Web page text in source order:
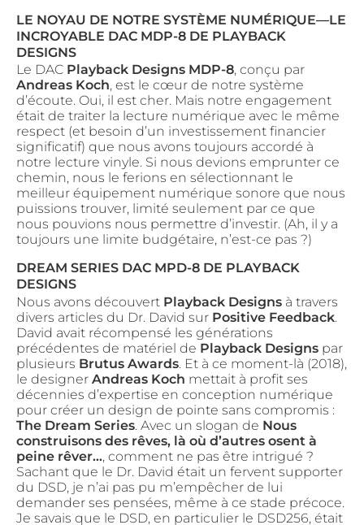
LE NOYAU DE NOTRE SYSTÈME NUMÉRIQUE—LE
INCROYABLE DAC MDP-8 DE PLAYBACK
DESIGNS
Le DAC Playback Designs MDP-8, conçu par
Andreas Koch, est le cœur de notre système
d’écoute. Oui, il est cher. Mais notre engagement
était de traiter la lecture numérique avec le même
respect (et besoin d’un investissement financier
significatif) que nous avons toujours accordé à
notre lecture vinyle. Si nous devions emprunter ce
chemin, nous le ferions en sélectionnant le
meilleur équipement numérique sonore que nous
puissions trouver, limité seulement par ce que
nous pouvions nous permettre d’investir. (Ah, il y a
toujours une limite budgétaire, n’est-ce pas ?)
DREAM SERIES DAC MPD-8 DE PLAYBACK
DESIGNS
Nous avons découvert Playback Designs à travers
divers articles du Dr. David sur Positive Feedback.
David avait récompensé les générations
précédentes de matériel de Playback Designs par
plusieurs Brutus Awards. Et à ce moment-là (2018),
le designer Andreas Koch mettait à profit ses
décennies d’expertise en conception numérique
pour créer un design de pointe sans compromis :
The Dream Series. Avec un slogan de Nous
construisons des rêves, là où d’autres osent à
peine rêver…, comment ne pas être intrigué ?
Sachant que le Dr. David était un fervent supporter
du DSD, je n’ai pas pu m’empêcher de lui
demander ses pensées, même à ce stade précoce.
Je savais que le DSD, en particulier le DSD256, était